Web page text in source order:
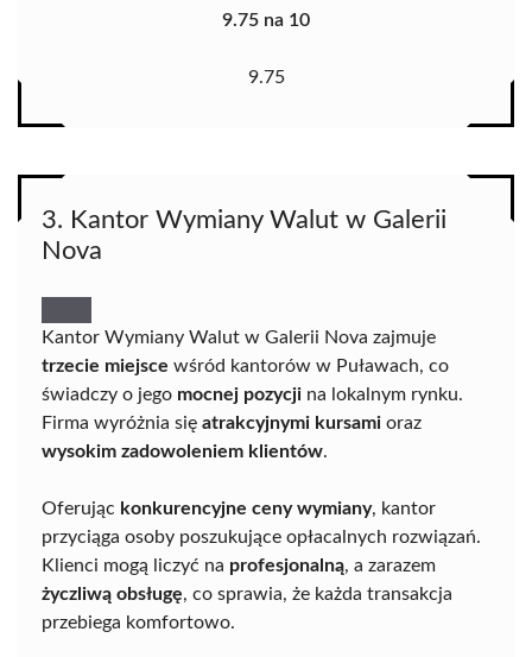
9.75 na 10
9.75
3. Kantor Wymiany Walut w Galerii
Nova
Kantor Wymiany Walut w Galerii Nova zajmuje
trzecie miejsce wśród kantorów w Puławach, co
świadczy o jego mocnej pozycji na lokalnym rynku.
Firma wyróżnia się atrakcyjnymi kursami oraz
wysokim zadowoleniem klientów.
Oferując konkurencyjne ceny wymiany, kantor
przyciąga osoby poszukujące opłacalnych rozwiązań.
Klienci mogą liczyć na profesjonalną, a zarazem
życzliwą obsługę, co sprawia, że każda transakcja
przebiega komfortowo.